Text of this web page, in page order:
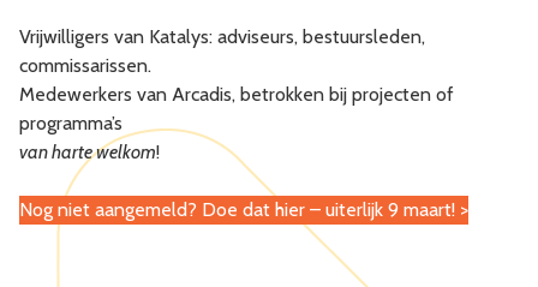
Vrijwilligers van Katalys: adviseurs, bestuursleden,
commissarissen.
Medewerkers van Arcadis, betrokken bij projecten of
programma’s
van harte welkom!
Nog niet aangemeld? Doe dat hier – uiterlijk 9 maart! >